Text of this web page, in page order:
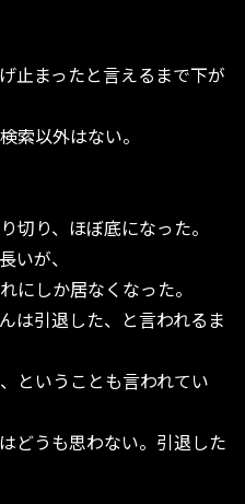
止まったと言えるまで下が
索以外はない。
切り、ほぼ底になった。
いが、
にしか居なくなった。
は引退した、と言われるま
ということも言われてい
どうも思わない。引退した